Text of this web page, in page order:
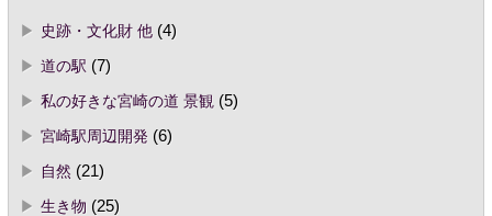
史跡・文化財 他(4)
道の駅 (7)
私の好きな宮崎の道 景観 (5)
宮崎駅周辺開発(6)
自然 (21)
生き物 (25)